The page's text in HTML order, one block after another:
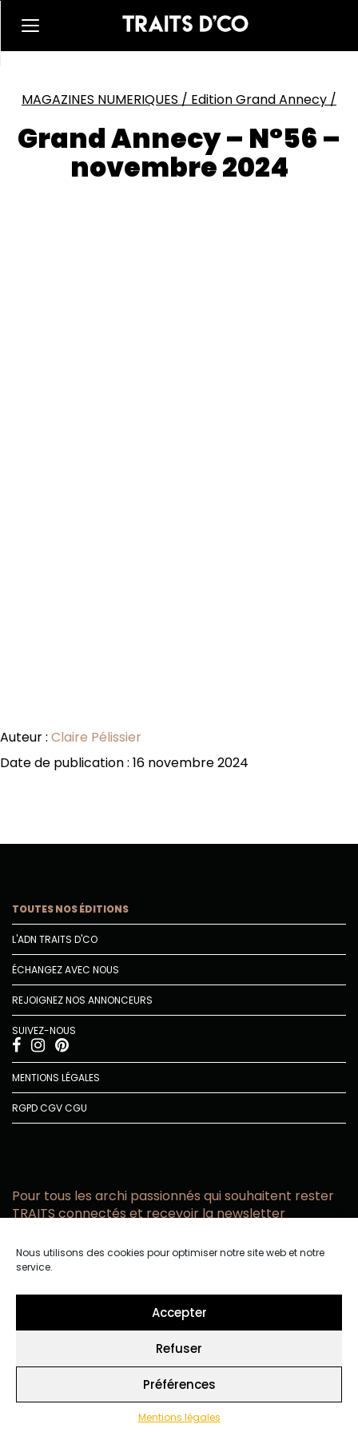
Nous utilisons des cookies pour optimiser notre site web et notre
service.
Accepter
Refuser
Préférences
Mentions légales
MAGAZINES NUMERIQUES / Edition Grand Annecy /
Grand Annecy – N°56 –
novembre 2024
Auteur : Claire Pélissier
Date de publication : 16 novembre 2024
TOUTES NOS ÉDITIONS
L'ADN TRAITS D'CO
ÉCHANGEZ AVEC NOUS
REJOIGNEZ NOS ANNONCEURS
SUIVEZ-NOUS
MENTIONS LÉGALES
RGPDCGVCGU
Pour tous les archi passionnés qui souhaitent rester
TRAITS connectés et recevoir la newsletter
email
confidentialité.